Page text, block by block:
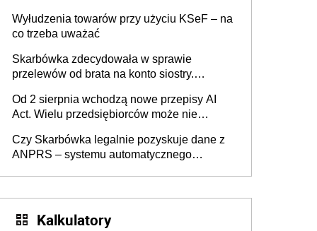
Wyłudzenia towarów przy użyciu KSeF – na
co trzeba uważać
Skarbówka zdecydowała w sprawie
przelewów od brata na konto siostry.
darowizna, ale podatku jednak nie będzie
Od 2 sierpnia wchodzą nowe przepisy AI
Act. Wielu przedsiębiorców może nie
Czy Skarbówka legalnie pozyskuje dane z
ANPRS – systemu automatycznego
Kalkulatory